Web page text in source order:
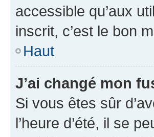
accessible qu’aux
inscrit, c’est le bon
Haut
J’ai changé mon
Si vous êtes sûr
l’heure d’été, il se